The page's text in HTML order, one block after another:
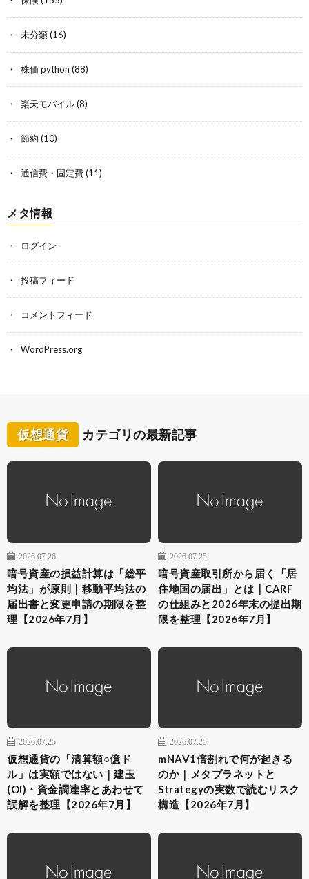
未分類(16)
株価 python (88)
楽天モバイル(8)
節約 (10)
通信費・固定費(11)
メタ情報
ログイン
投稿フィード
コメントフィード
WordPress.org
仮想通貨 カテゴリの最新記事
2026.07.26
暗号資産の損益計算は「総平
均法」が原則｜移動平均法の
届出書と変更申請の期限を整
理【2026年7月】
2026.07.25
暗号資産取引所から届く「居
住地国の届出」とは｜CARF
の仕組みと2026年末の提出期
限を整理【2026年7月】
2026.07.25
仮想通貨の「清算額○億ド
ル」は実額ではない｜建玉
(OI)・資金調達率とあわせて
誤解を整理【2026年7月】
2026.07.25
mNAV1倍割れで何が起きる
のか｜メタプラネットと
Strategyの実数で読むリスク
構造【2026年7月】